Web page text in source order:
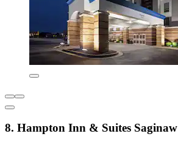
8. Hampton Inn & Suites Saginaw